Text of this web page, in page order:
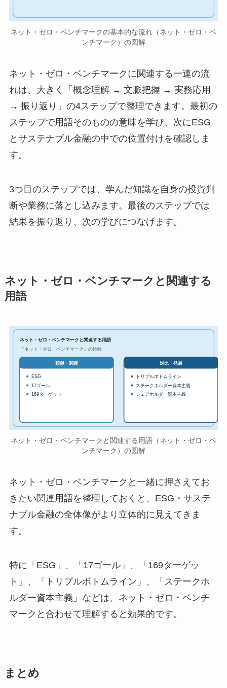
ネット・ゼロ・ベンチマークの基本的な流れ（ネット・ゼロ・ベ
ンチマーク）の図解
ネット・ゼロ・ベンチマークに関連する一連の流
れは、大きく「概念理解 → 文脈把握 → 実務応用
→ 振り返り」の4ステップで整理できます。最初の
ステップで用語そのものの意味を学び、次にESG
とサステナブル金融の中での位置付けを確認しま
す。
3つ目のステップでは、学んだ知識を自身の投資判
断や業務に落とし込みます。最後のステップでは
結果を振り返り、次の学びにつなげます。
ネット・ゼロ・ベンチマークと関連する
用語
ネット・ゼロ・ベンチマークと関連する用語
『ネット・ゼロ・ベンチマーク』の比較
類似・関連
ESG
17ゴール
169ターゲット
対比・発展
トリプルボトムライン
ステークホルダー資本主義
シェアホルダー資本主義
ネット・ゼロ・ベンチマークと関連する用語（ネット・ゼロ・ベ
ンチマーク）の図解
ネット・ゼロ・ベンチマークと一緒に押さえてお
きたい関連用語を整理しておくと、ESG・サステ
ナブル金融の全体像がより立体的に見えてきま
す。
特に「ESG」、「17ゴール」、「169ターゲッ
ト」、「トリプルボトムライン」、「ステークホ
ルダー資本主義」などは、ネット・ゼロ・ベンチ
マークと合わせて理解すると効果的です。
まとめ